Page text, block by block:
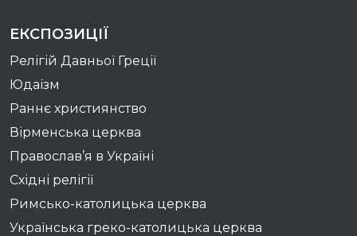
ЕКСПОЗИЦІЇ
Релігій Давньої Греції
Юдаїзм
Раннє християнство
Вірменська церква
Православ’я в Україні
Східні релігії
Римсько-католицька церква
Українська греко-католицька церква